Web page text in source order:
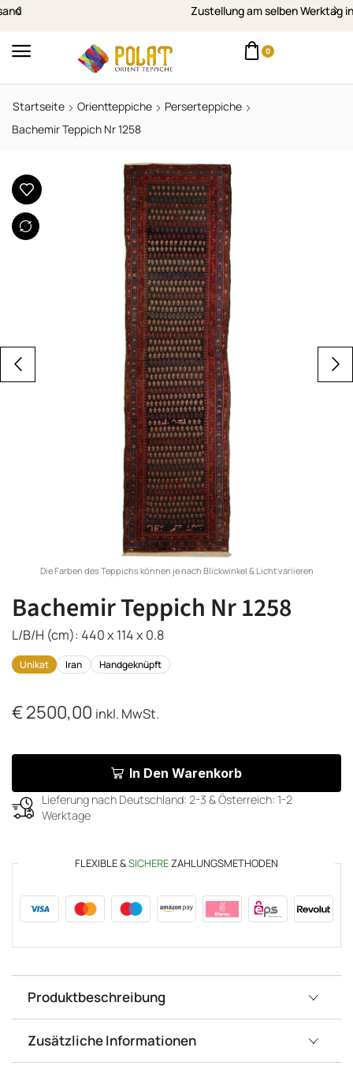
Zustellung am selben Werktag in Vorarlberg
0
Startseite Orientteppiche
Perserteppiche
Bachemir Teppich Nr 1258
Die Farben des Teppichs können je nach Blickwinkel & Licht variieren
Bachemir Teppich Nr 1258
L/B/H (cm): 440 x 114 x 0.8
Unikat Iran Handgeknüpft
€2500,00 inkl. MwSt.
In Den Warenkorb
Lieferung nach Deutschland: 2-3 & Österreich: 1-2
Werktage
FLEXIBLE &SICHEREZAHLUNGSMETHODEN
Produktbeschreibung
Zusätzliche Informationen